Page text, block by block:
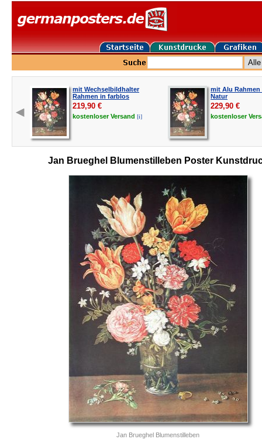
mit Wechselbildhalter
Rahmen in farblos
219,90 €
kostenloserVersand [i]
mit Alu Rahmen
Natur
229,90 €
kostenloser
Jan Brueghel Blumenstilleben Poster
Jan Brueghel Blumenstilleben